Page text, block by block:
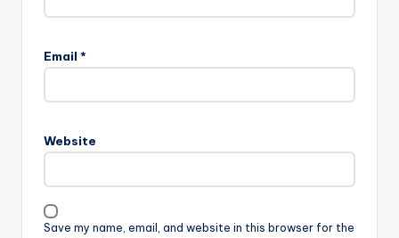
Email *
Website
Save my name, email, and website in this browser for the